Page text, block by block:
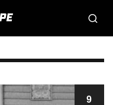
9